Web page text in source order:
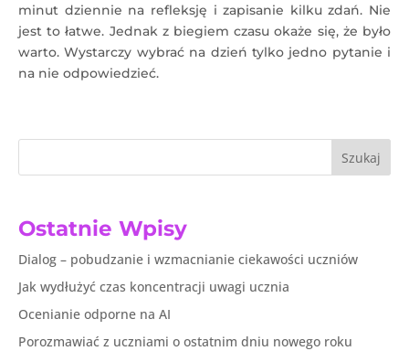
minut dziennie na refleksję i zapisanie kilku zdań. Nie
jest to łatwe. Jednak z biegiem czasu okaże się, że było
warto. Wystarczy wybrać na dzień tylko jedno pytanie i
na nie odpowiedzieć.
Szukaj
Ostatnie Wpisy
Dialog – pobudzanie i wzmacnianie ciekawości uczniów
Jak wydłużyć czas koncentracji uwagi ucznia
Ocenianie odporne na AI
Porozmawiać z uczniami o ostatnim dniu nowego roku